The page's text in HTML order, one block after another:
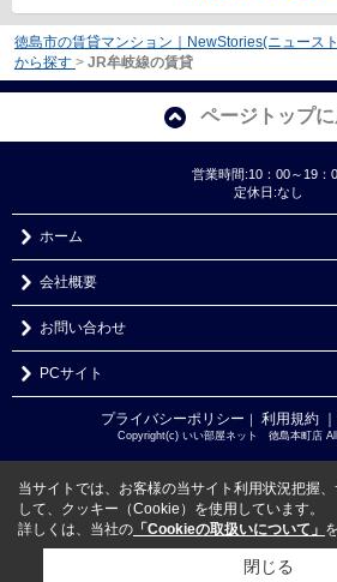
徳島市の賃貸マンション｜NewStories(ニュース
から探す > JR牟岐線の賃貸
ページトップ
営業時間:10：00～19：
定休日:なし
ホーム
会社概要
お問い合わせ
PCサイト
プライバシーポリシー ｜ 利用規約
Copyright(c) いい部屋ネット 徳島本町店
当サイトでは、お客様の当サイト利用状況把握
して、クッキー（Cookie）を使用しています。
詳しくは、当社の 「Cookieの取扱いについて」
閉じる